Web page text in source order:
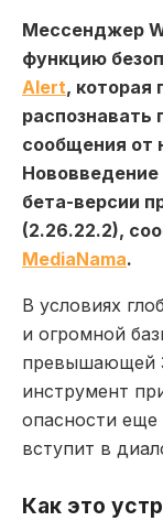
Мессенджер
функцию
Alert, которая
распознавать
сообщения от
бета-версии
(2.26.22.2),
MediaNama.
В условиях
и огромной
превышающей
инструмент
опасности еще
вступит в
Как это